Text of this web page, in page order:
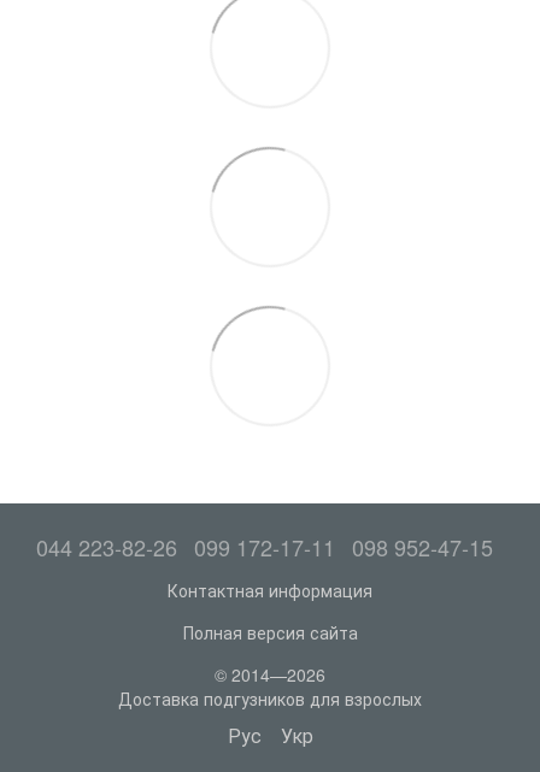
044 223-82-26 099 172-17-11 098 952-47-15
Контактная информация
Полная версия сайта
© 2014—2026
Доставка подгузников для взрослых
Рус Укр